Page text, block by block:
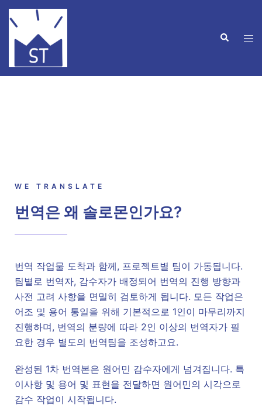
WE TRANSLATE
번역은 왜 솔로몬인가요?
번역 작업물 도착과 함께, 프로젝트별 팀이 가동됩니다.
팀별로 번역자, 감수자가 배정되어 번역의 진행 방향과
사전 고려 사항을 면밀히 검토하게 됩니다. 모든 작업은
어조 및 용어 통일을 위해 기본적으로 1인이 마무리까지
진행하며, 번역의 분량에 따라 2인 이상의 번역자가 필
요한 경우 별도의 번역팀을 조성하고요.
완성된 1차 번역본은 원어민 감수자에게 넘겨집니다. 특
이사항 및 용어 및 표현을 전달하면 원어민의 시각으로
감수 작업이 시작됩니다.